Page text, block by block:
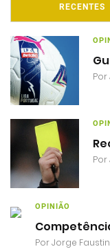
RECENTES
Por
Por
OPINIÃO
PorJorge